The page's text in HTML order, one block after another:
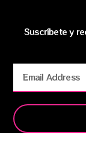
Suscríbete y